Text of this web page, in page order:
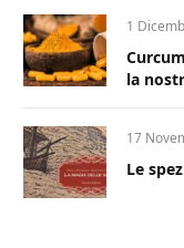
1
la
17
Le